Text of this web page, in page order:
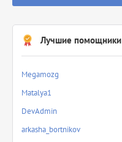
Лучшие помощники
Megamozg
Matalya1
DevAdmin
arkasha_bortnikov